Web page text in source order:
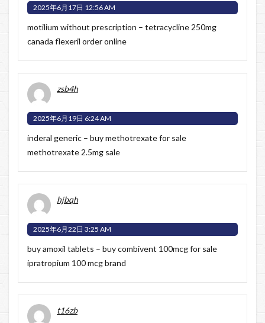
2025年6月17日 12:56 AM
motilium without prescription – tetracycline 250mg
canada flexeril order online
zsb4h
2025年6月19日 6:24 AM
inderal generic – buy methotrexate for sale
methotrexate 2.5mg sale
hjbqh
2025年6月22日 3:25 AM
buy amoxil tablets – buy combivent 100mcg for sale
ipratropium 100 mcg brand
t16zb